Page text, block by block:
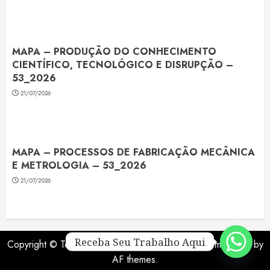
MAPA – PRODUÇÃO DO CONHECIMENTO
CIENTÍFICO, TECNOLÓGICO E DISRUPÇÃO –
53_2026
21/07/2026
MAPA – PROCESSOS DE FABRICAÇÃO MECÂNICA
E METROLOGIA – 53_2026
21/07/2026
Copyright © Todos Os Direitos Reservados|ChromeNews by
AF themes.
Receba Seu Trabalho Aqui